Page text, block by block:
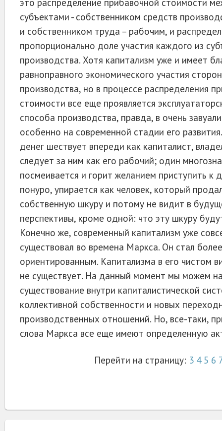
это распределение прибавочной стоимости
субъектами - собственником средств
и собственником труда – рабочим, и
пропорционально доле участия каждого из
производства. Хотя капитализм уже и имеет
равноправного экономического участия
производства, но в процессе распределения
стоимости все еще проявляется
способа производства, правда, в очень
особенно на современной стадии его
денег шествует впереди как капиталист,
следует за ним как его рабочий; один
посмеивается и горит желанием приступить к
понуро, упирается как человек, который
собственную шкуру и потому не видит в
перспективы, кроме одной: что эту шкуру
Конечно же, современный капитализм уже
существовал во времена Маркса. Он стал
ориентированным. Капитализма в его чистом
не существует. На данный момент мы можем
существование внутри капиталистической
коллективной собственности и новых
производственных отношений. Но, все-таки,
слова Маркса все еще имеют определенную
Перейти на страницу: 3 4 5 6